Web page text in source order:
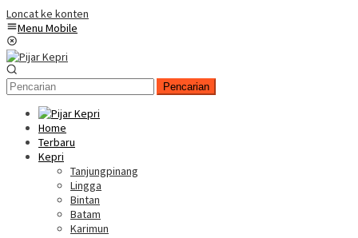
Loncat ke konten
Menu Mobile
Pencarian
Home
Terbaru
Kepri
Tanjungpinang
Lingga
Bintan
Batam
Karimun